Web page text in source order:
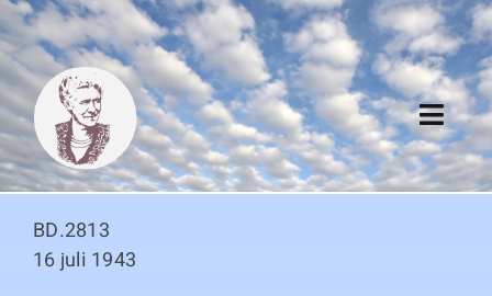
Skip
to
content
Algemeen
BD.2813
16 juli 1943